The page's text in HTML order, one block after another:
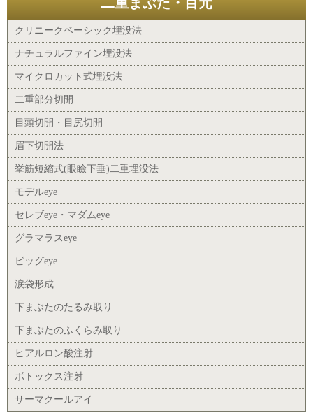
クリニークベーシック埋没法
ナチュラルファイン埋没法
マイクロカット式埋没法
二重部分切開
目頭切開・目尻切開
眉下切開法
挙筋短縮式(眼瞼下垂)二重埋没法
モデルeye
セレブeye・マダムeye
グラマラスeye
ビッグeye
涙袋形成
下まぶたのたるみ取り
下まぶたのふくらみ取り
ヒアルロン酸注射
ボトックス注射
サーマクールアイ